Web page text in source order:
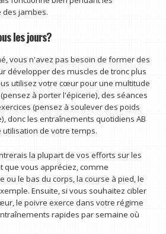
jambes.
les jours?
vous n'avez pas besoin de former des
développer des muscles de tronc plus
utilisez votre cœur pour une multitude
à porter l'épicerie), des séances
(pensez à soulever des poids
donc les entraînements quotidiens AB
de votre temps.
la plupart de vos efforts sur les
que vous appréciez, comme
ou le bas du corps, la course à pied, le
Ensuite, si vous souhaitez cibler
le poivre exerce dans votre régime
rapides par semaine où